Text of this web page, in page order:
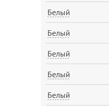
Белый
Белый
Белый
Белый
Белый